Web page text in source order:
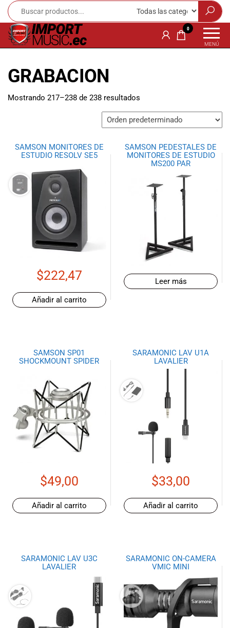
Music
Ecuador!
tienda
especializada
en
musicales,
equipo de
iluminación
para músicos y
Ofrecemos una
guitarras, bajos
y baterías
hasta
amplificadores,
contamos con
instrumentos
de viento,
para satisfacer
Nuestro equipo
música está
aquí para
equipo de
adecuado para
ti, y ofrecerte el
mejor servicio
al cliente
MENÚ
0
GRABACION
Mostrando 217–238 de 238 resultados
SAMSON MONITORES DE
ESTUDIO RESOLV SE5
$222,47
Añadir al carrito
SAMSON PEDESTALES DE
MONITORES DE ESTUDIO
MS200 PAR
Leer más
SAMSON SP01
SHOCKMOUNT SPIDER
$49,00
Añadir al carrito
SARAMONIC LAV U1A
LAVALIER
$33,00
Añadir al carrito
SARAMONIC LAV U3C
LAVALIER
SARAMONIC ON-CAMERA
VMIC MINI